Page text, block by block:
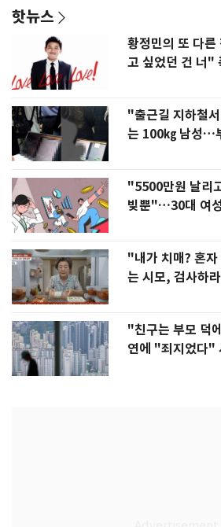
핫뉴스
황정민의 또 다
고 싶었던 건 너"
"출근길 지하철
는 100㎏ 남성…
"5500만원 날리
빚뿐"…30대 여
"내가 치매? 혼
는 시모, 검사하
"친구는 부모 덕
연에 "죄지었다"